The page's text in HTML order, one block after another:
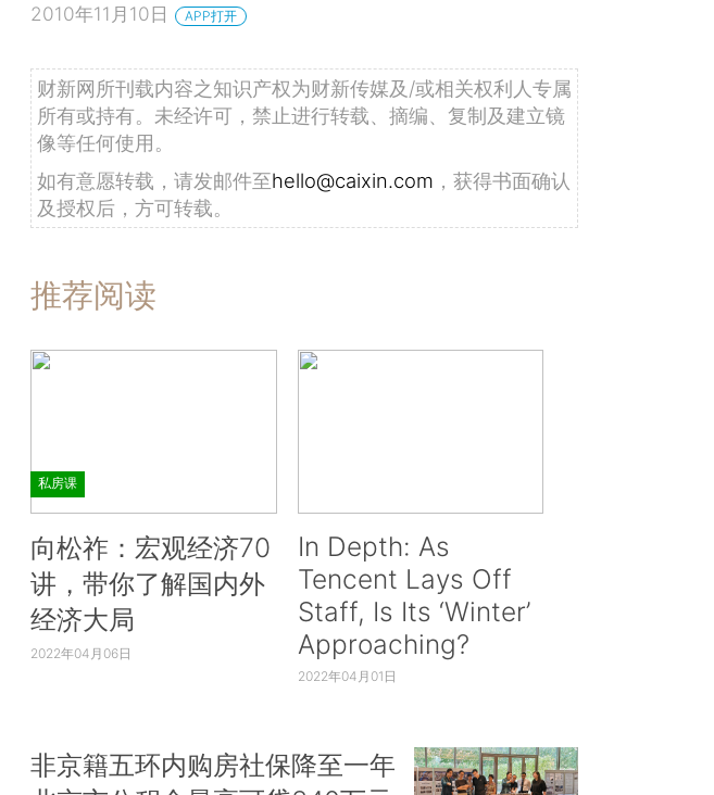
2010年11月10日 APP打开
财新网所刊载内容之知识产权为财新传媒及/或相关权利人专属
所有或持有。未经许可，禁止进行转载、摘编、复制及建立镜
像等任何使用。
如有意愿转载，请发邮件至hello@caixin.com ，获得书面确认
及授权后，方可转载。
推荐阅读
私房课
向松祚：宏观经济70
讲，带你了解国内外
经济大局
2022年04月06日
In Depth: As
Tencent Lays Off
Staff, Is Its ‘Winter’
Approaching?
2022年04月01日
非京籍五环内购房社保降至一年